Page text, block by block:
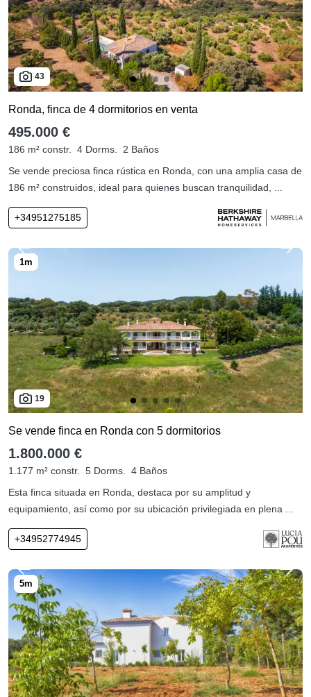
43
Ronda, finca de 4 dormitorios en venta
495.000 €
186 m² constr. 4 Dorms.
2 Baños
Se vende preciosa finca rústica en Ronda, con una amplia casa de
186 m² construidos, ideal para quienes buscan tranquilidad, ...
+34951275185
19
Se vende finca en Ronda con 5 dormitorios
1.800.000 €
1.177 m² constr. 5 Dorms.
4 Baños
Esta finca situada en Ronda, destaca por su amplitud y
equipamiento, así como por su ubicación privilegiada en plena ...
+34952774945